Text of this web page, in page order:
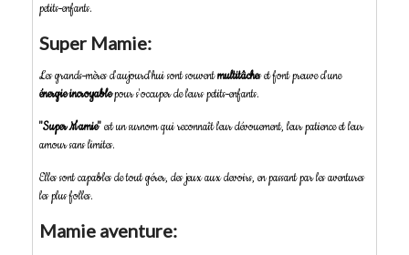
petits-enfants.
Super Mamie:
Les grands-mères d'aujourd'hui sont souventmultitâches et font preuve d'une
énergie incroyablepour s'occuper de leurs petits-enfants.
"Super Mamie"est un surnom qui reconnaît leur dévouement, leur patience et leur
amour sans limites.
Elles sont capables de tout gérer, des jeux aux devoirs, en passant par les aventures
les plus folles.
Mamie aventure: